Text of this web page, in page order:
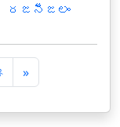
రజనీజలం
»अ
ग
ला